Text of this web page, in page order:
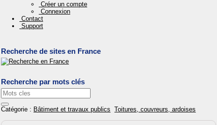
Créer un compte
Connexion
Contact
Support
Recherche de sites en France
Recherche par mots clés
Catégorie : Bâtiment et travaux publics Toitures, couvreurs, ardoises